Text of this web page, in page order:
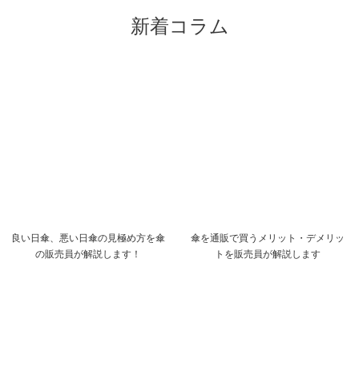
新着コラム
良い日傘、悪い日傘の見極め方を傘
の販売員が解説します！
傘を通販で買うメリット・デメリッ
トを販売員が解説します